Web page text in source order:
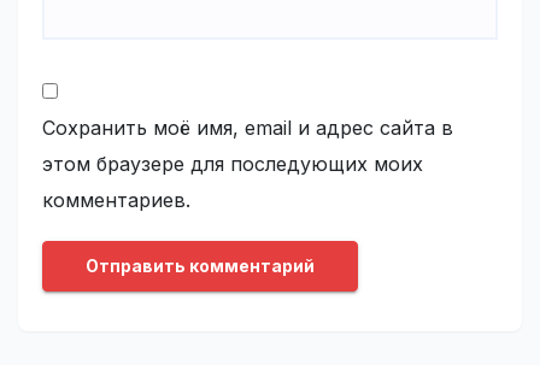
Сохранить моё имя, email и адрес сайта в
этом браузере для последующих моих
комментариев.